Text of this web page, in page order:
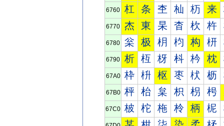
6760 杠 条 杢 杣 杤 来
6770 杰 東 杲 杳 杴 杵
6780 枀 极 枂 枃 构 枅
6790 析 枑 枒 枓 枔 枕
67A0 枠 枡 枢 枣 枤 枥
67B0 枰 枱 枲 枳 枴 枵
67C0 柀 柁 柂 柃 柄 柅